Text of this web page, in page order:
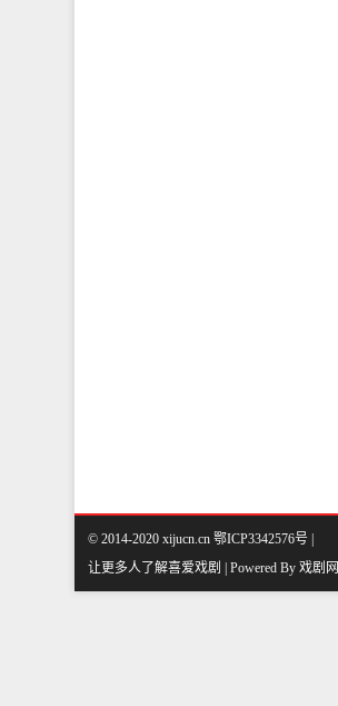
© 2014-2020 xijucn.cn 鄂ICP3342576号 |
让更多人了解喜爱戏剧 | Powered By 戏剧网